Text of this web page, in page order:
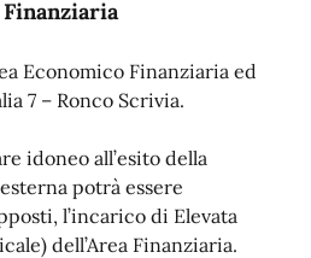
Finanziaria
Economico Finanziaria ed
7 – Ronco Scrivia.
idoneo all’esito della
potrà essere
l’incarico di Elevata
dell’Area Finanziaria.